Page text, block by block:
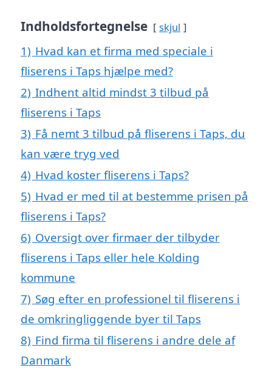
Indholdsfortegnelse skjul
1) Hvad kan et firma med speciale i
fliserens i Taps hjælpe med?
2) Indhent altid mindst 3 tilbud på
fliserens i Taps
3) Få nemt 3 tilbud på fliserens i Taps, du
kan være tryg ved
4) Hvad koster fliserens i Taps?
5) Hvad er med til at bestemme prisen på
fliserens i Taps?
6) Oversigt over firmaer der tilbyder
fliserens i Taps eller hele Kolding
kommune
7) Søg efter en professionel til fliserens i
de omkringliggende byer til Taps
8) Find firma til fliserens i andre dele af
Danmark